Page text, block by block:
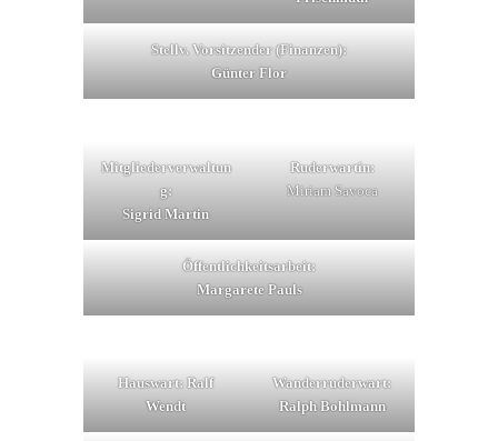
Stellv. Vorsitzender (Finanzen):
Günter Flor
Mitgliederverwaltun
g:
Sigrid Martin
Ruderwartin:
Miriam Savoca
Öffentlichkeitsarbeit:
Margarete Pauls
Hauswart: Ralf
Wendt
Wanderruderwart:
Ralph Bohlmann